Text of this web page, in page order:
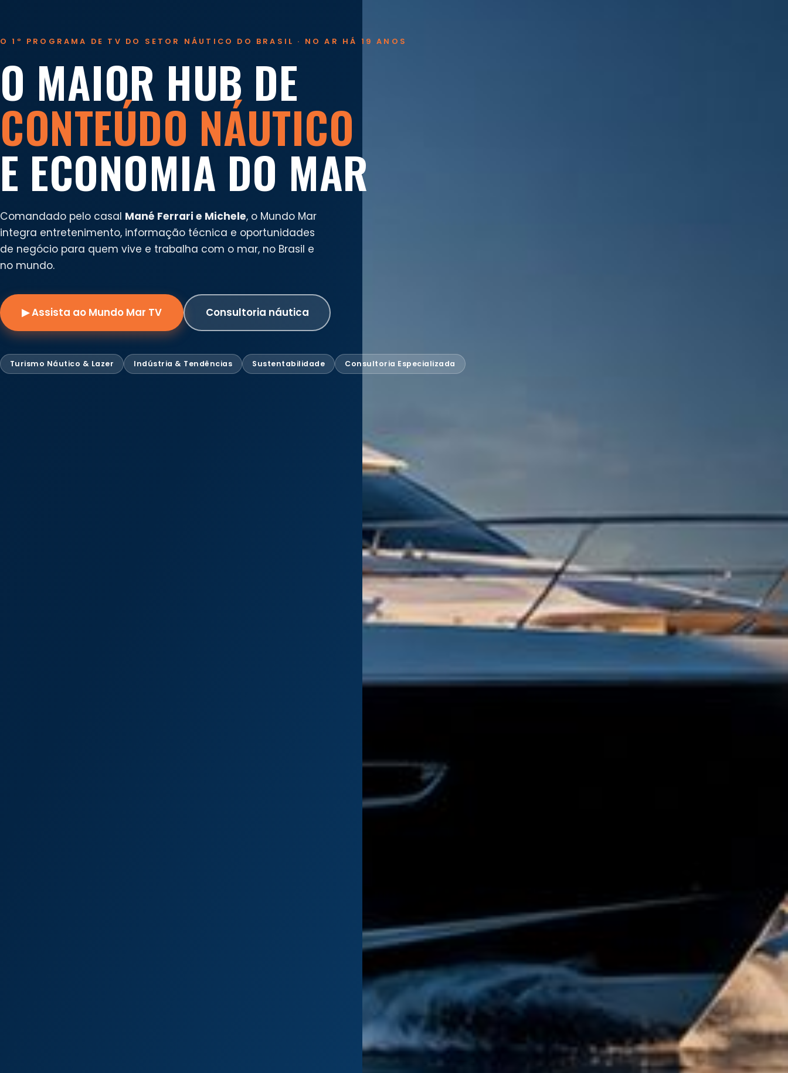
O 1º PROGRAMA DE TV DO SETOR NÁUTICO DO BRASIL · NO AR HÁ 19 ANOS
O MAIOR HUB DE
CONTEÚDO NÁUTICO
E ECONOMIA DO MAR
Comandado pelo casal Mané Ferrari e Michele, o Mundo Mar
integra entretenimento, informação técnica e oportunidades
de negócio para quem vive e trabalha com o mar, no Brasil e
no mundo.
▶ Assista ao Mundo Mar TV Consultoria náutica
Turismo Náutico & Lazer Indústria & Tendências Sustentabilidade Consultoria Especializada